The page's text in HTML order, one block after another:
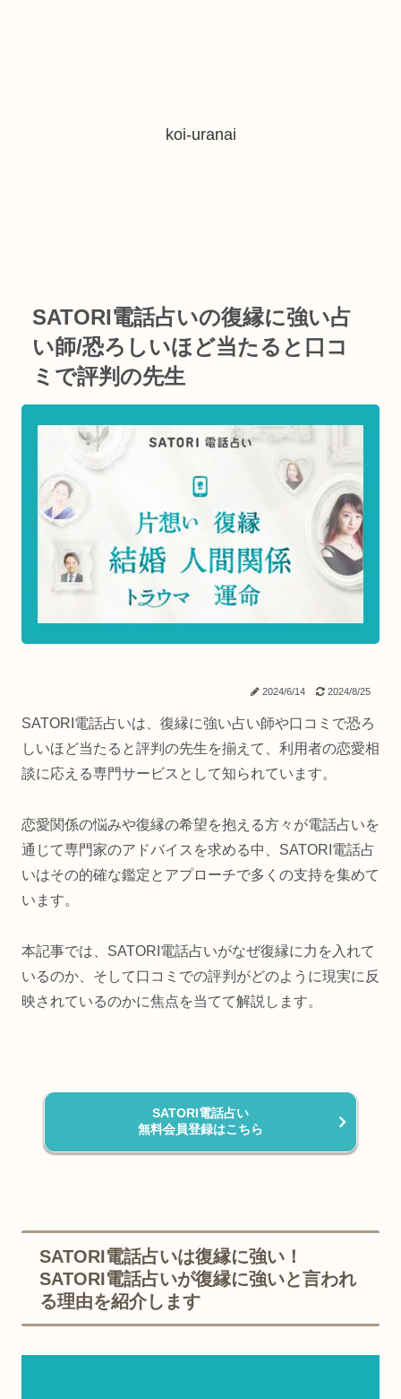
koi-uranai
SATORI電話占いの復縁に強い占
い師/恐ろしいほど当たると口コ
ミで評判の先生
2024/6/14 2024/8/25
SATORI電話占いは、復縁に強い占い師や口コミで恐ろ
しいほど当たると評判の先生を揃えて、利用者の恋愛相
談に応える専門サービスとして知られています。
恋愛関係の悩みや復縁の希望を抱える方々が電話占いを
通じて専門家のアドバイスを求める中、SATORI電話占
いはその的確な鑑定とアプローチで多くの支持を集めて
います。
本記事では、SATORI電話占いがなぜ復縁に力を入れて
いるのか、そして口コミでの評判がどのように現実に反
映されているのかに焦点を当てて解説します。
SATORI電話占い
無料会員登録はこちら
SATORI電話占いは復縁に強い！
SATORI電話占いが復縁に強いと言われ
る理由を紹介します